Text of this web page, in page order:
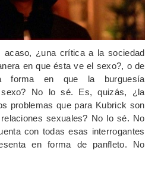
acaso, ¿una crítica a la sociedad
en que ésta ve el sexo?, o de
forma en que la burguesía
sexo? No lo sé. Es, quizás, ¿la
problemas que para Kubrick son
sexuales? No lo sé. No
con todas esas interrogantes
en forma de panfleto. No